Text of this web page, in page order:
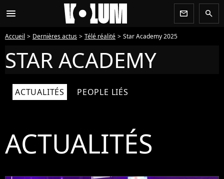
menu newsletter search
Accueil Dernières actus Télé réalité Star Academy 2025
STAR ACADEMY
ACTUALITÉS PEOPLE LIÉS
ACTUALITÉS